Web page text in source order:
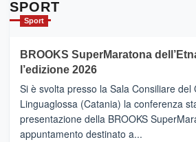
con
la
Al
via
i
collegamenti
SPORT
Sport
BROOKS SuperMaratona
l’edizione 2026
Si è svolta presso la Sala Consiliare del
Linguaglossa (Catania) la conferenza
presentazione della BROOKS
appuntamento destinato a...